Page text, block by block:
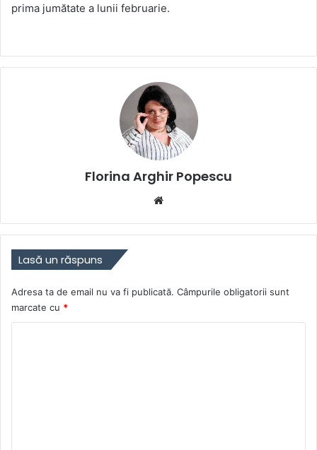
prima jumătate a lunii februarie.
Florina Arghir Popescu
Lasă un răspuns
Adresa ta de email nu va fi publicată. Câmpurile obligatorii sunt
marcate cu *